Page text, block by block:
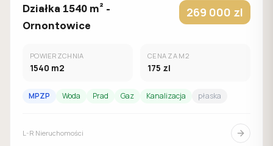
Działka 1540 m² -
Ornontowice
269 000 zl
POWIERZCHNIA
1540 m2
CENA ZA M2
175 zl
MPZP Woda Prad Gaz Kanalizacja płaska
L-R Nieruchomości